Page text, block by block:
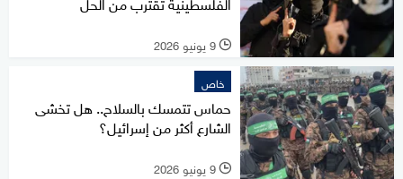
l 9 يونيو 2026
خاص
حماس تتمسك بالسلاح.. هل تخشى
الشارع أكثر من إسرائيل؟
l 9 يونيو 2026